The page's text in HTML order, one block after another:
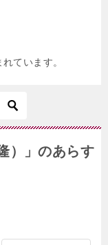
ています。
）」のあらす